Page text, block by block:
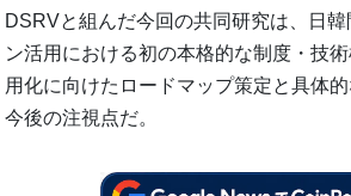
DSRVと組んだ今回の共同研究は、日
ン活用における初の本格的な制度・技
用化に向けたロードマップ策定と具体
今後の注視点だ。